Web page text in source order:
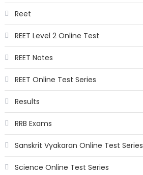
Reet
REET Level 2 Online Test
REET Notes
REET Online Test Series
Results
RRB Exams
Sanskrit Vyakaran Online Test Series
Science Online Test Series